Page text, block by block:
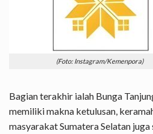
(Foto: Instagram/Kemenpora)
Bagian terakhir ialah Bunga
memiliki makna ketulusan,
masyarakat Sumatera Selatan